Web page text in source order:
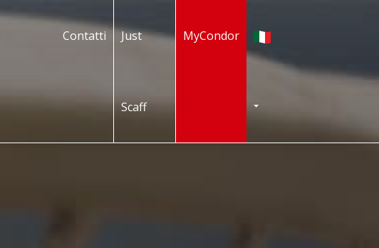
Contatti Just
Scaff
MyCondor Italiano
TOGGLE DROPDOWN